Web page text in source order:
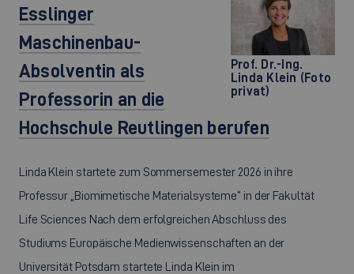
Prof. Dr.-Ing.
Linda Klein (Foto
privat)
Esslinger
Maschinenbau-
Absolventin als
Professorin an die
Hochschule Reutlingen berufen
Linda Klein startete zum Sommersemester 2026 in ihre
Professur „Biomimetische Materialsysteme“ in der Fakultät
Life Sciences Nach dem erfolgreichen Abschluss des
Studiums Europäische Medienwissenschaften an der
Universität Potsdam startete Linda Klein im